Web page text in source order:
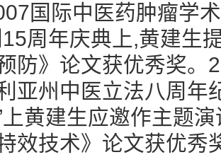
国际中医药肿瘤学
15周年庆典上,黄建生
防》论文获优秀奖。
亚州中医立法八周年
上黄建生应邀作主题
效技术》论文获优秀